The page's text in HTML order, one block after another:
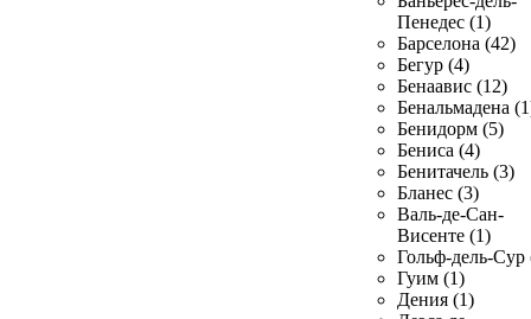
Пенедес (1)
Барселона (42)
Бегур (4)
Бенаавис (12)
Бенальмадена
Бенидорм (5)
Бениса (4)
Бенитачель (3)
Бланес (3)
Валь-де-Сан-
Висенте (1)
Гольф-дель-Сур
Гуим (1)
Дения (1)